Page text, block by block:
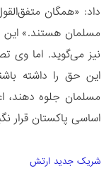
داد: «همگان
مسلمان هستند.»
نیز می‌گوید. اما وی
این حق را داشته
مسلمان جلوه دهند،
اساسی پاکستان قرار
شریک جدید ارتش